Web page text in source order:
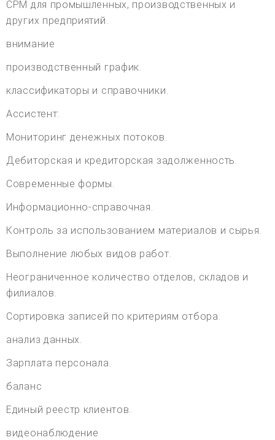
CPM для промышленных, производственных и
других предприятий.
внимание
производственный график.
классификаторы и справочники.
Ассистент:
Мониторинг денежных потоков.
Дебиторская и кредиторская задолженность.
Современные формы.
Информационно-справочная.
Контроль за использованием материалов и сырья.
Выполнение любых видов работ.
Неограниченное количество отделов, складов и
филиалов.
Сортировка записей по критериям отбора.
анализ данных.
Зарплата персонала.
баланс
Единый реестр клиентов.
видеонаблюдение